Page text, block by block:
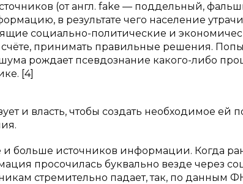
(от англ. fake — поддельный,
в результате чего население
социально-политические и
принимать правильные решения.
рождает псевдознание какого-либо
[4]
и власть, чтобы создать необходимое ей
больше источников информации. Когда
просочилась буквально везде через
стремительно падает, так, по данным